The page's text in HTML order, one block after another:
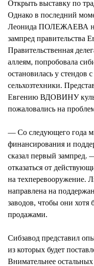
Открыть выставку по
Однако в последний
Леонида ПОЛЕЖАЕВА
зампред
Правительственная
аллеям, попробовала
остановилась у стендов
сельхозтехники.
Евгению ВДОВИНУ
пожаловались на
— Со следующего года
финансирования и
сказал первый
отказаться от
на техперевооружение.
направлена на
заводов, чтобы они хотя
продажами.
Сибзавод представил
из которых будет
Внимательнее остальных